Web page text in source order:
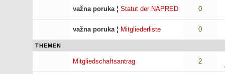
važna poruka ¦ Statut der NAPRED 0
važna poruka ¦ Mitgliederliste 0
THEMEN
Mitgliedschaftsantrag 2